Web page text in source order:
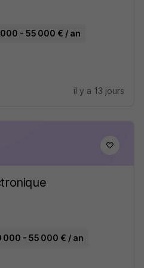
- 55 000 € / an
il y a 13 jours
000 - 55 000 € / an